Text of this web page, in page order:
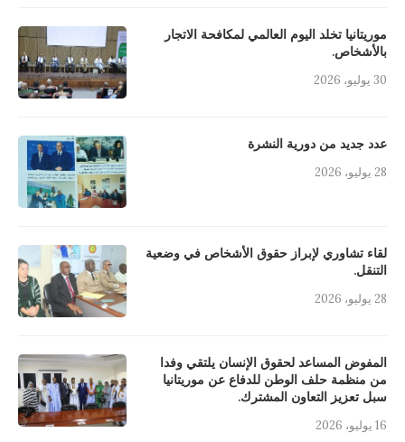
موريتانيا تخلد اليوم العالمي لمكافحة الاتجار
بالأشخاص.
30 يوليو، 2026
عدد جديد من دورية النشرة
28 يوليو، 2026
لقاء تشاوري لإبراز حقوق الأشخاص في وضعية
التنقل.
28 يوليو، 2026
المفوض المساعد لحقوق الإنسان يلتقي وفدا
من منظمة حلف الوطن للدفاع عن موريتانيا
سبل تعزيز التعاون المشترك.
16 يوليو، 2026